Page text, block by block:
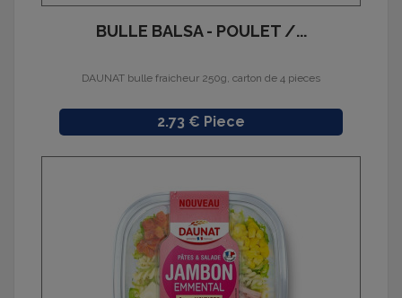
BULLE BALSA - POULET /...
DAUNAT bulle fraicheur 250g, carton de 4 pieces
Prix
2.73 € Piece